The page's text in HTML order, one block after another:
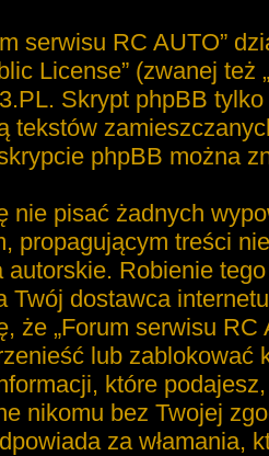
serwisu RC AUTO”
License” (zwanej też
. Skrypt phpBB
tekstów
phpBB można
nie pisać żadnych
propagującym treści
autorskie. Robienie
Twój dostawca
że „Forum serwisu
lub zablokować
które
nikomu bez Twojej
za włamania,